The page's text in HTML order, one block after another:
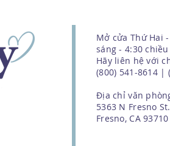
Mở cửa Thứ Hai
sáng - 4:30 chiều
Hãy liên hệ với
(800) 541-8614 |
Địa chỉ văn
5363 N Fresno St.
Fresno, CA 93710